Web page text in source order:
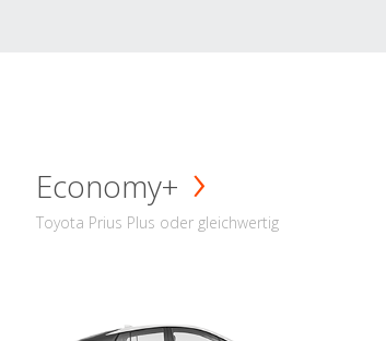
Economy+
Toyota Prius Plus oder gleichwertig